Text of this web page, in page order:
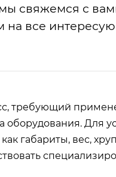
свяжемся с
на все
требующий
оборудования. Для
габариты, вес,